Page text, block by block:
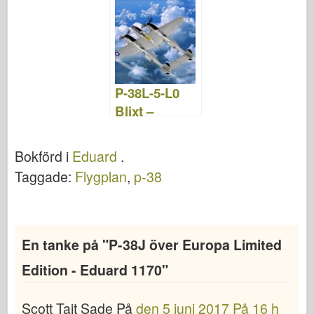
ar
e
st
bl
r
o
d
o
n
P-38L-5-L0
Blixt –
BOSS 80284
Bokförd i Eduard .
Taggade: Flygplan, p-38
En tanke på "P-38J över Europa Limited
Edition - Eduard 1170"
Scott Tait Sade Påden 5 juni 2017 På 16 h